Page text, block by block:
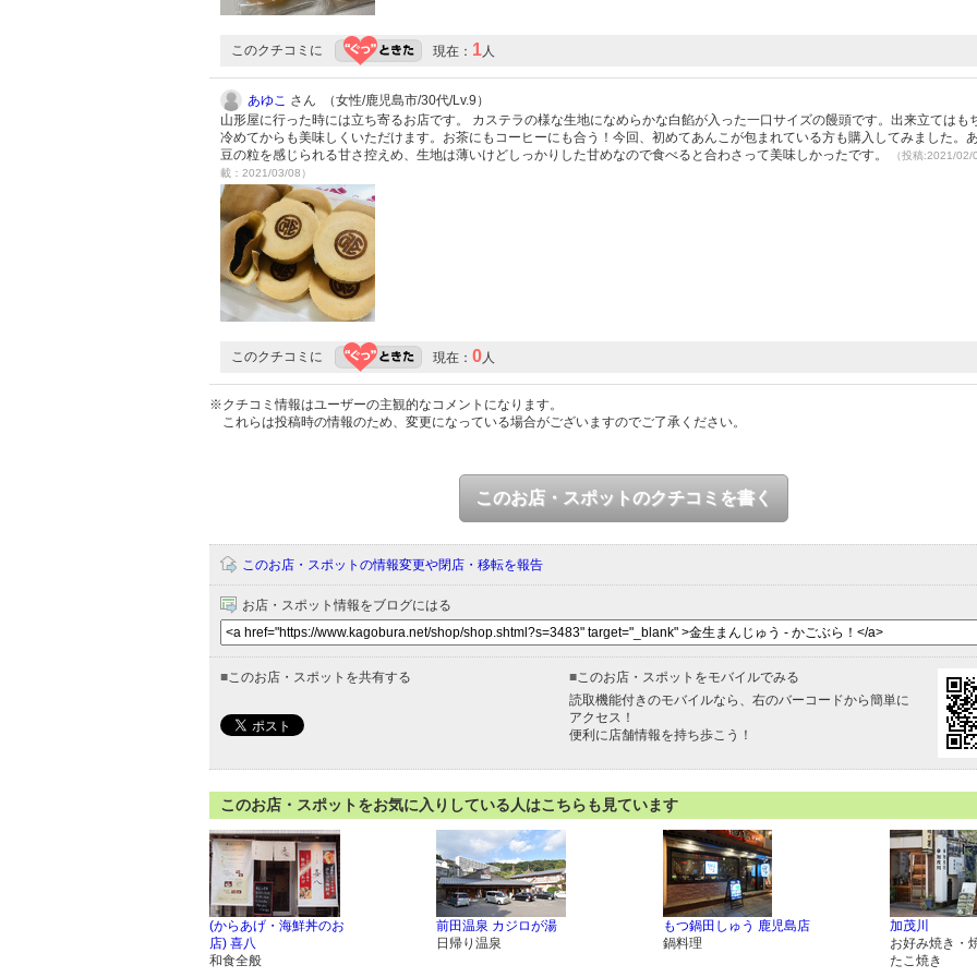
このクチコミに 現在： 1人
あゆこ さん （女性/鹿児島市/30代/Lv.9）
山形屋に行った時には立ち寄るお店です。 カステラの様な生地になめらかな白餡が入った一口サイズの饅頭です。出来立てはも
冷めてからも美味しくいただけます。お茶にもコーヒーにも合う！今回、初めてあんこが包まれている方も購入してみました。
豆の粒を感じられる甘さ控えめ、生地は薄いけどしっかりした甘めなので食べると合わさって美味しかったです。
（投稿:2021/
載：2021/03/08）
このクチコミに 現在： 0人
※クチコミ情報はユーザーの主観的なコメントになります。
これらは投稿時の情報のため、変更になっている場合がございますのでご了承ください。
このお店・スポットのクチコミを書く
このお店・スポットの情報変更や閉店・移転を報告
お店・スポット情報をブログにはる
■このお店・スポットを共有する ■このお店・スポットをモバイルでみる
読取機能付きのモバイルなら、右のバーコードから簡単に
アクセス！
便利に店舗情報を持ち歩こう！
このお店・スポットをお気に入りしている人はこちらも見ています
(からあげ・海鮮丼のお
店) 喜八
和食全般
前田温泉 カジロが湯
日帰り温泉
もつ鍋田しゅう 鹿児島店
鍋料理
加茂川
お好み焼き・
たこ焼き